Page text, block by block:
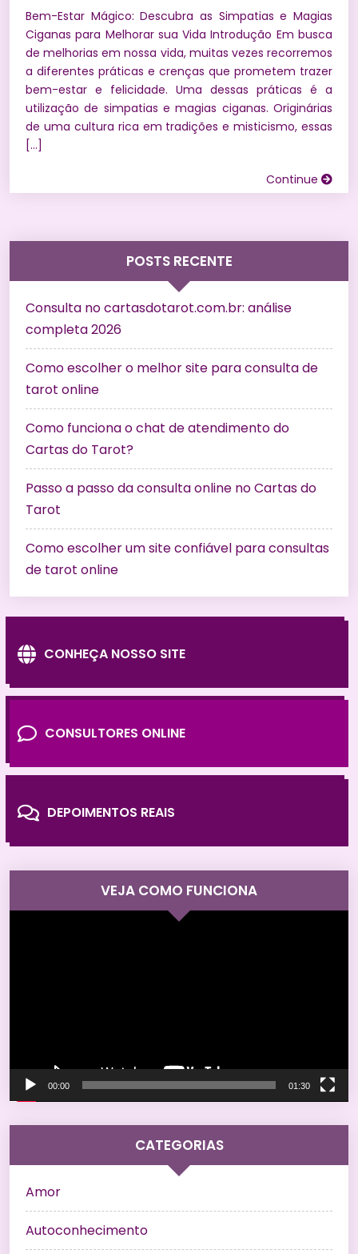
Bem-Estar Mágico: Descubra as Simpatias e Magias
Ciganas para Melhorar sua Vida Introdução Em busca
de melhorias em nossa vida, muitas vezes recorremos
a diferentes práticas e crenças que prometem trazer
bem-estar e felicidade. Uma dessas práticas é a
utilização de simpatias e magias ciganas. Originárias
de uma cultura rica em tradições e misticismo, essas
[…]
Continue
POSTS RECENTE
Consulta no cartasdotarot.com.br: análise
completa 2026
Como escolher o melhor site para consulta de
tarot online
Como funciona o chat de atendimento do
Cartas do Tarot?
Passo a passo da consulta online no Cartas do
Tarot
Como escolher um site confiável para consultas
de tarot online
CONHEÇA NOSSO SITE
CONSULTORES ONLINE
DEPOIMENTOS REAIS
VEJA COMO FUNCIONA
00:00 01:30
CATEGORIAS
Amor
Autoconhecimento